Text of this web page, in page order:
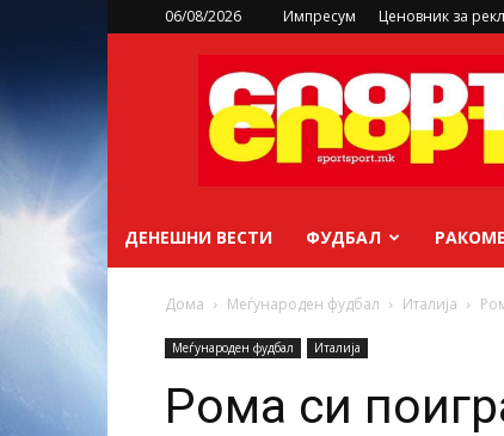
06/08/2026 Импресум Ценовник за
sportsport.mk
ДЕНЕШНИ ВЕСТИ ФУДБАЛ
Дома Меѓународен фудбал Италија
Меѓународен фудбал Италија
Рома си